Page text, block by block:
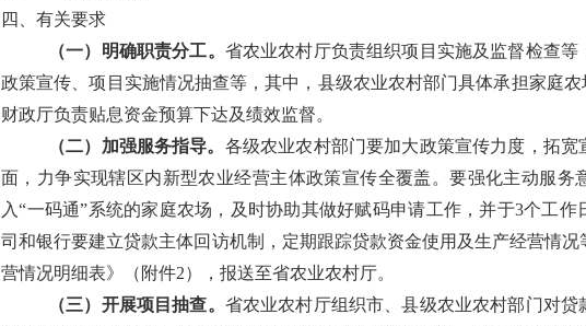
四、有关要求
（一）明确职责分工。 省农业农村厅负责组织项目实施及监督检查
政策宣传、项目实施情况抽查等，其中，县级农业农村部门具体承担家庭
财政厅负责贴息资金预算下达及绩效监督。
（二） 加强服务指导。 各级农业农村部门要加大政策宣传力度，拓
面，力争实现辖区内新型农业经营主体政策宣传全覆盖。要强化主动服务
入“一码通”系统的家庭农场，及时协助其做好赋码申请工作，并于3个工
司和银行要建立贷款主体回访机制，定期跟踪贷款资金使用及生产经营情
营情况明细表》（附件2），报送至省农业农村厅。
（三） 开展项目抽查。 省农业农村厅组织市、县级农业农村部门对